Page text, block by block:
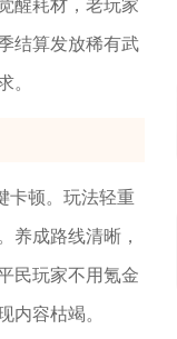
醒耗材，老玩家
结算发放稀有武
。
卡顿。玩法轻重
养成路线清晰，
民玩家不用氪金
内容枯竭。